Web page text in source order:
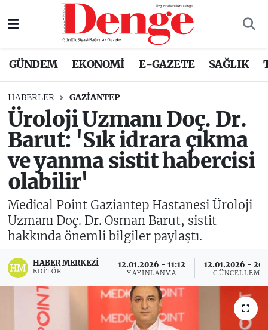
GÜNDEM EKONOMİ E-GAZETE SAĞLIK
HABERLER GAZIANTEP
Üroloji Uzmanı Doç. Dr.
Barut: 'Sık idrara çıkma
ve yanma sistit habercisi
olabilir'
Medical Point Gaziantep Hastanesi Üroloji
Uzmanı Doç. Dr. Osman Barut, sistit
hakkında önemli bilgiler paylaştı.
HABER MERKEZI
EDITÖR
12.01.2026 - 11:12
YAYINLANMA
12.01.2026 -
GÜNCELLEME
Nöbetçi Eczaneler
Trafik Durumu
Süper Lig Puan Durumu ve Fikstür
Tüm Manşetler
Son Dakika Haberleri
Haber Arşivi